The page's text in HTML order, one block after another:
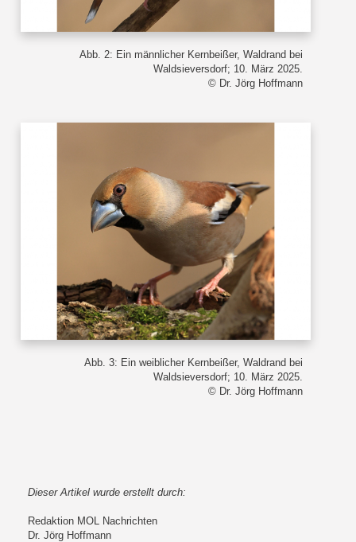
Abb. 2: Ein männlicher Kernbeißer, Waldrand bei
Waldsieversdorf; 10. März 2025.
© Dr. Jörg Hoffmann
Abb. 3: Ein weiblicher Kernbeißer, Waldrand bei
Waldsieversdorf; 10. März 2025.
© Dr. Jörg Hoffmann
Dieser Artikel wurde erstellt durch:
Redaktion MOL Nachrichten
Dr. Jörg Hoffmann